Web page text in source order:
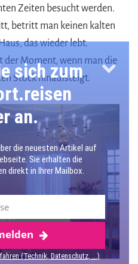
Zeiten besucht werden.
betritt man keinen kalten
das wieder lebt.
der Moment, wenn man die
Stock hinaufsteigt.
sich zum
an.
die neuesten Artikel auf
Sie erhalten die
direkt in Ihrer Mailbox.
(Technik, Datenschutz, ...)